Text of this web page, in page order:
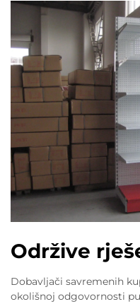
Održive
Dobavljači savremenih
okolišnoj odgovornosti